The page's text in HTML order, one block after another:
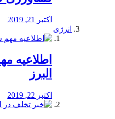
اکتبر 21, 2019
انرژی
️اطلاعیه
البرز
اکتبر 22, 2019